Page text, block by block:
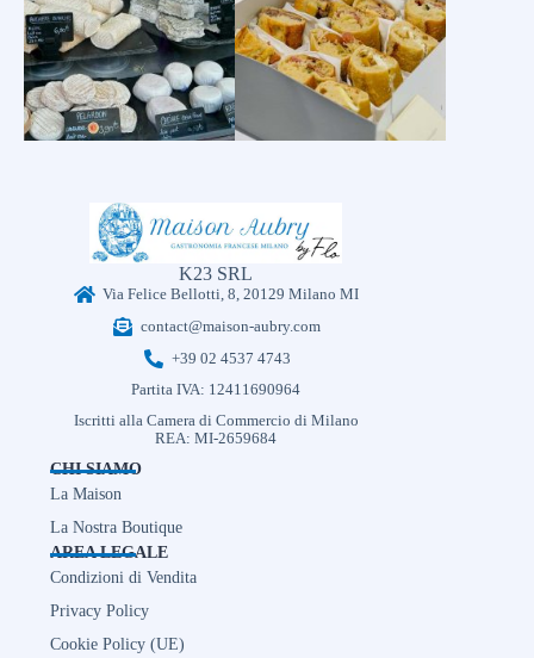
K23 SRL
Via Felice Bellotti, 8, 20129 Milano MI
contact@maison-aubry.com
+39 02 4537 4743
Partita IVA: 12411690964
Iscritti alla Camera di Commercio di Milano
REA: MI-2659684
CHI SIAMO
La Maison
La Nostra Boutique
AREA LEGALE
Condizioni di Vendita
Privacy Policy
Cookie Policy (UE)